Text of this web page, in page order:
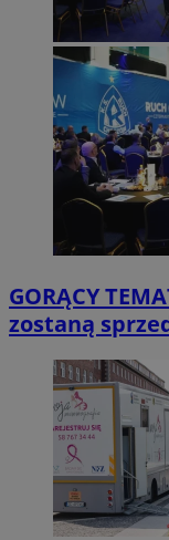
GORĄCY
zostaną